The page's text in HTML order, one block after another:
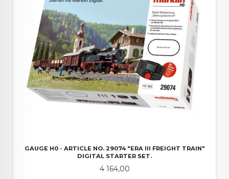
GAUGE H0 - ARTICLE NO. 29074 "ERA III FREIGHT TRAIN"
DIGITAL STARTER SET.
Pris
4 164,00